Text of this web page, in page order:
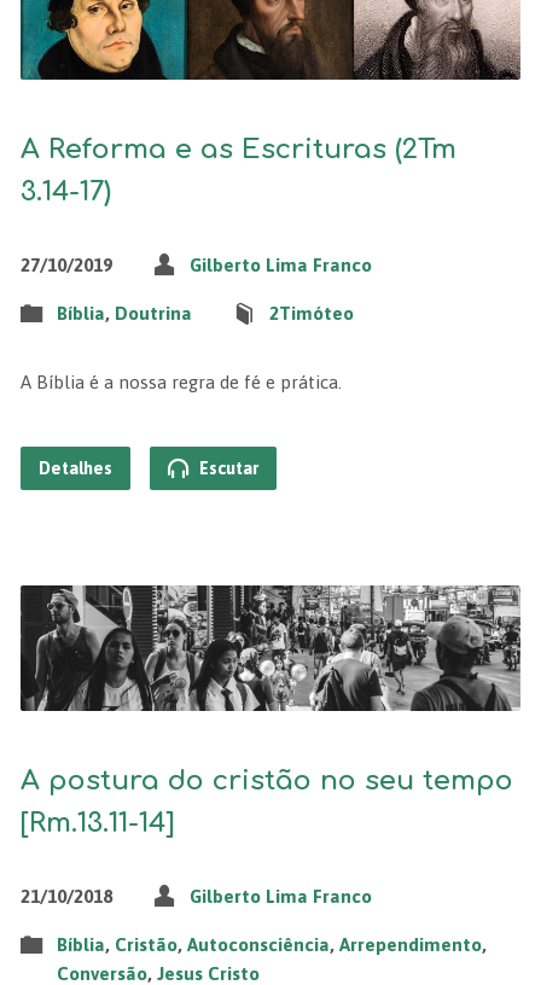
A Reforma e as Escrituras (2Tm
3.14-17)
27/10/2019 Gilberto Lima Franco
Bíblia, Doutrina 2Timóteo
A Bíblia é a nossa regra de fé e prática.
Detalhes Escutar
A postura do cristão no seu tempo
[Rm.13.11-14]
21/10/2018 Gilberto Lima Franco
Bíblia, Cristão, Autoconsciência, Arrependimento,
Conversão, Jesus Cristo